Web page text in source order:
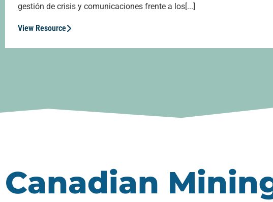
gestión de crisis y comunicaciones frente a los[...]
View Resource
Canadian